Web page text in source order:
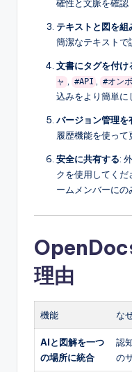
確性と文脈を確認
テキストと図を組
簡潔なテキストで
文書にタグを付け
ャ , #API , #オン
込みをより簡単に
バージョン管理を
履歴機能を使って
安全に共有する:
クを使用してく
ームメンバーにの
理由
機能 な
AIと図解を一つ
の場所に統合
認
の